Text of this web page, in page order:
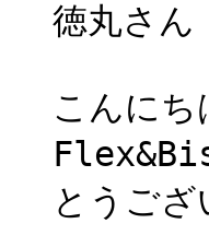
徳丸さん
こんにち
とうござ